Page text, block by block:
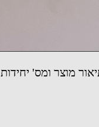
מוצר ומס' יחידות